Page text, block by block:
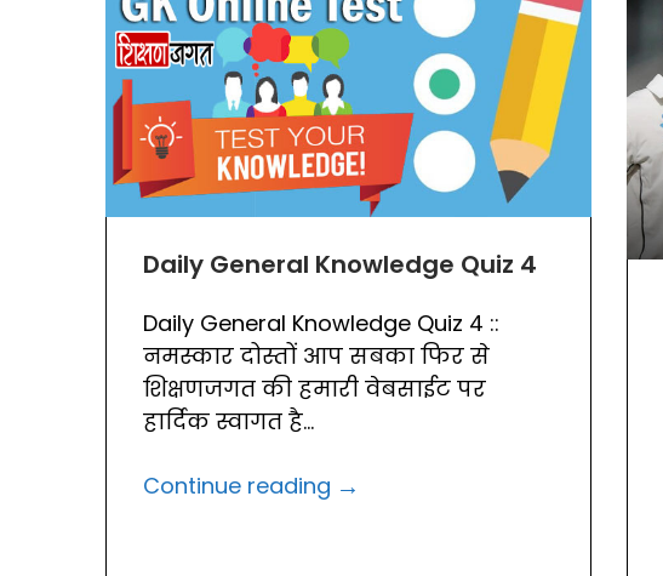
Daily General Knowledge Quiz 4
Daily General Knowledge Quiz 4 ::
नमस्कार दोस्तों आप सबका फिर से
शिक्षणजगत की हमारी वेबसाईट पर
हार्दिक स्वागत है...
Continue reading →